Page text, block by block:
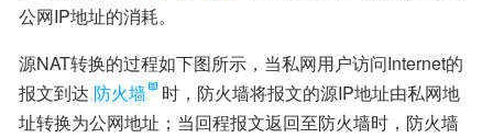
公网IP地址的消耗。
源NAT转换的过程如下图所示，当私网用户访问Internet的
报文到达 防火墙
时，防火墙将报文的源IP地址由私网地
址转换为公网地址；当回程报文返回至防火墙时，防火墙